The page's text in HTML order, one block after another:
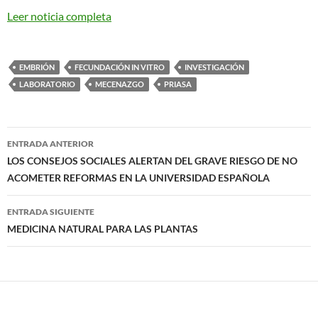
Leer noticia completa
EMBRIÓN FECUNDACIÓN IN VITRO
INVESTIGACIÓN
LABORATORIO
MECENAZGO PRIASA
Navegación
de
entradas
ENTRADA ANTERIOR
LOS CONSEJOS SOCIALES ALERTAN DEL GRAVE RIESGO DE NO
ACOMETER REFORMAS EN LA UNIVERSIDAD ESPAÑOLA
ENTRADA SIGUIENTE
MEDICINA NATURAL PARA LAS PLANTAS